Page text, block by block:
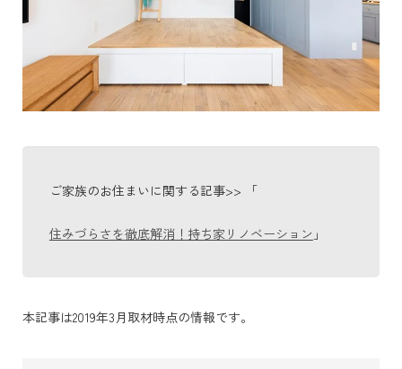
ご家族のお住まいに関する記事>> 「
住みづらさを徹底解消！持ち家リノベーション 」
本記事は2019年3月取材時点の情報です。